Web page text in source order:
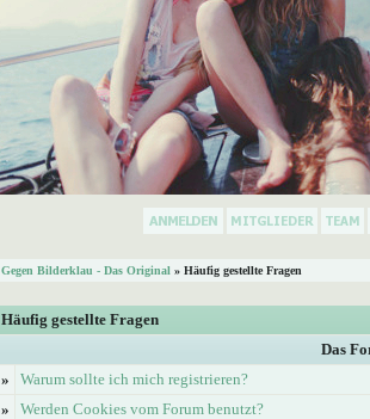
Gegen Bilderklau - Das Original » Häufig gestellte Fragen
Häufig gestellte Fragen
Das
»
Warum sollte ich mich registrieren?
»
Werden Cookies vom Forum benutzt?